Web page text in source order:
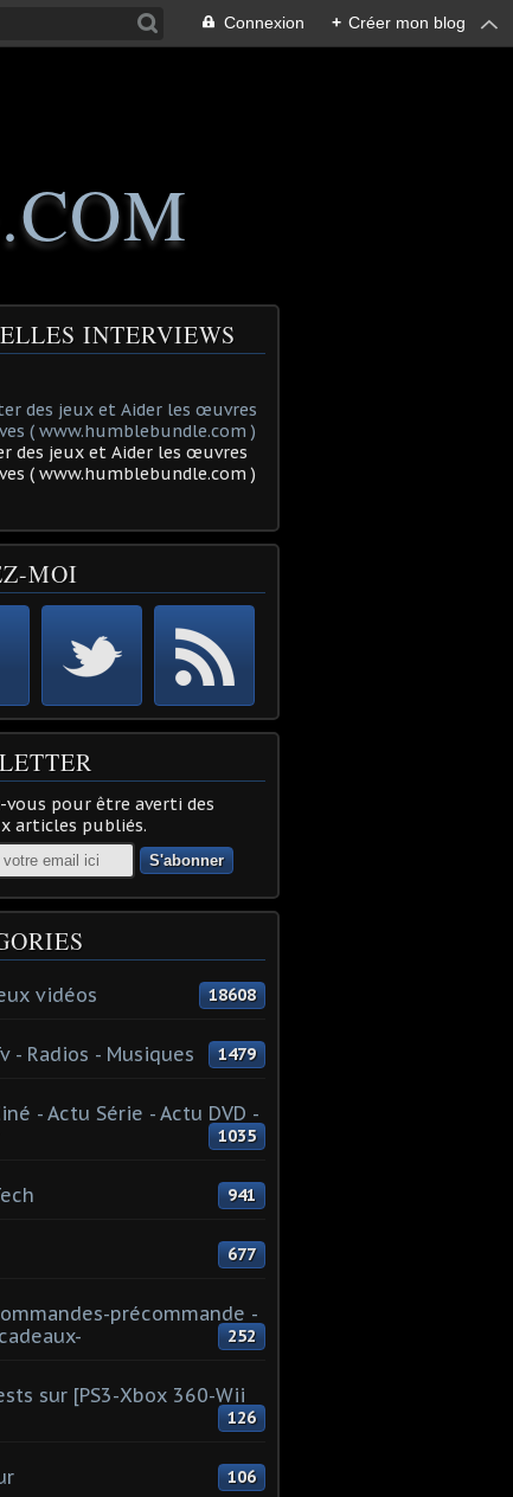
Connexion + Créer mon blog
INTERVIEWS
des jeux et Aider les œuvres
( www.humblebundle.com )
MOI
vous pour être averti des
articles publiés.
vidéos 18608
- Radios - Musiques 1479
- Actu Série - Actu DVD -
1035
941
677
précommande -
252
sur [PS3-Xbox 360-Wii
126
106